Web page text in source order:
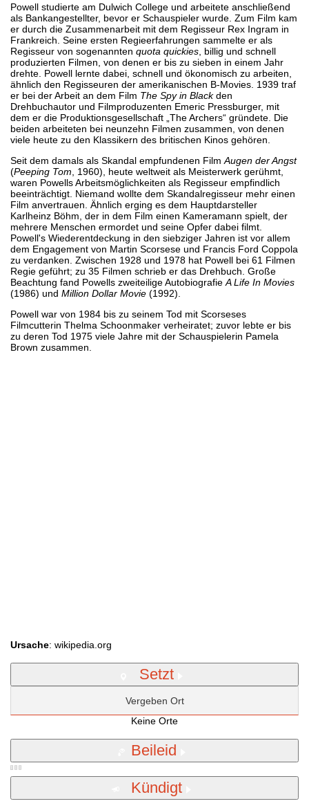
Powell studierte am Dulwich College und arbeitete anschließend
als Bankangestellter, bevor er Schauspieler wurde. Zum Film kam
er durch die Zusammenarbeit mit dem Regisseur Rex Ingram in
Frankreich. Seine ersten Regieerfahrungen sammelte er als
Regisseur von sogenannten quota quickies , billig und schnell
produzierten Filmen, von denen er bis zu sieben in einem Jahr
drehte. Powell lernte dabei, schnell und ökonomisch zu arbeiten,
ähnlich den Regisseuren der amerikanischen B-Movies. 1939 traf
er bei der Arbeit an dem Film The Spy in Blackden
Drehbuchautor und Filmproduzenten Emeric Pressburger, mit
dem er die Produktionsgesellschaft „The Archers“ gründete. Die
beiden arbeiteten bei neunzehn Filmen zusammen, von denen
viele heute zu den Klassikern des britischen Kinos gehören.
Seit dem damals als Skandal empfundenen Film Augen der Angst
(Peeping Tom , 1960), heute weltweit als Meisterwerk gerühmt,
waren Powells Arbeitsmöglichkeiten als Regisseur empfindlich
beeinträchtigt. Niemand wollte dem Skandalregisseur mehr einen
Film anvertrauen. Ähnlich erging es dem Hauptdarsteller
Karlheinz Böhm, der in dem Film einen Kameramann spielt, der
mehrere Menschen ermordet und seine Opfer dabei filmt.
Powell's Wiederentdeckung in den siebziger Jahren ist vor allem
dem Engagement von Martin Scorsese und Francis Ford Coppola
zu verdanken. Zwischen 1928 und 1978 hat Powell bei 61 Filmen
Regie geführt; zu 35 Filmen schrieb er das Drehbuch. Große
Beachtung fand Powells zweiteilige Autobiografie A Life In Movies
(1986) und Million Dollar Movie (1992).
Powell war von 1984 bis zu seinem Tod mit Scorseses
Filmcutterin Thelma Schoonmaker verheiratet; zuvor lebte er bis
zu deren Tod 1975 viele Jahre mit der Schauspielerin Pamela
Brown zusammen.
Ursache: wikipedia.org
Setzt
Vergeben Ort
Keine Orte
Beileid
Kündigt